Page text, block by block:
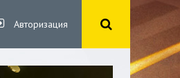
Авторизация